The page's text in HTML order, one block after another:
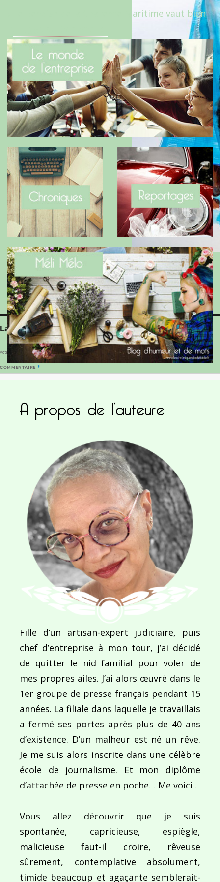
Laisser un commentaire
Votre adresse e-mail ne sera pas publiée. Les champs obligatoires sont indiqués avec*
COMMENTAIRE *
Enregistrer mon nom, mon e-mail et mon site dans le navigateur pour mon prochain commentaire.
Ce site utilise Akismet pour réduire les
commentaires sont traitées .
Navigation
l’article
PUBLIÉ DANS
Le Benaise de la Charente-Maritime vaut bien
A propos de l’auteure
Fille d’un artisan-expert judiciaire, puis
chef d’entreprise à mon tour, j’ai décidé
de quitter le nid familial pour voler de
mes propres ailes. J’ai alors œuvré dans le
1er groupe de presse français pendant 15
années. La filiale dans laquelle je travaillais
a fermé ses portes après plus de 40 ans
d’existence. D’un malheur est né un rêve.
Je me suis alors inscrite dans une célèbre
école de journalisme. Et mon diplôme
d’attachée de presse en poche… Me voici…
Vous allez découvrir que je suis
spontanée, capricieuse, espiègle,
malicieuse faut-il croire, rêveuse
sûrement, contemplative absolument,
timide beaucoup et agaçante semblerait-